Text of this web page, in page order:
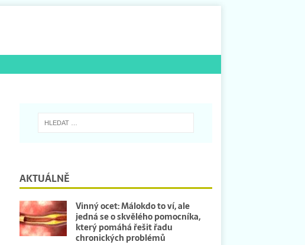
AKTUÁLNĚ
Vinný ocet: Málokdo to ví, ale
jedná se o skvělého pomocníka,
který pomáhá řešit řadu
chronických problémů